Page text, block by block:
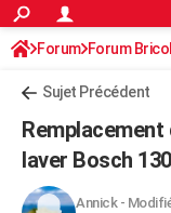
ACTUALITÉS
Politique
Société
Faits Divers
Education
Monde
Villes
+
Programme TV
TNTStreaming
Cinéma
Sorties cinéma
Musique
+FINANCE
Retraite
Impôts
Epargne
Immobilier
Risques naturels par
Banque
Assurance
Crédit
AUTO
Forum Forum
Sujet Précédent
laver Bosch
Annick-